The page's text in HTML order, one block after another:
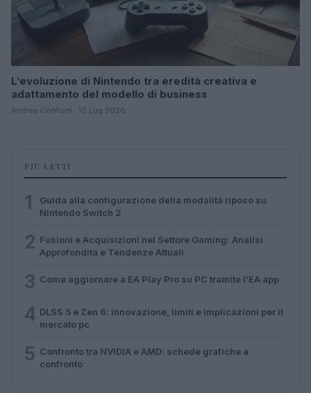
L’evoluzione di Nintendo tra eredità creativa e
adattamento del modello di business
Andrea Conforti · 10 Lug 2026
PIÙ LETTI
1
Guida alla configurazione della modalità riposo su
Nintendo Switch 2
2 Fusioni e Acquisizioni nel Settore Gaming: Analisi
Approfondita e Tendenze Attuali
3 Come aggiornare a EA Play Pro su PC tramite l’EA app
4 DLSS 5 e Zen 6: innovazione, limiti e implicazioni per il
mercato pc
5 Confronto tra NVIDIA e AMD: schede grafiche a
confronto